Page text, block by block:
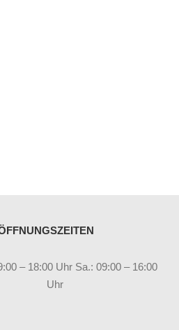
– 18:00 Uhr Sa.: 09:00 – 16:00
Uhr